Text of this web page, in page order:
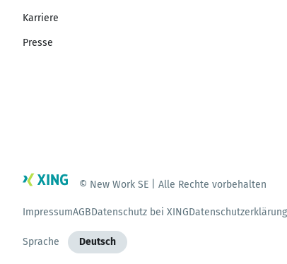
Karriere
Presse
© New Work SE | Alle Rechte vorbehalten
ImpressumAGBDatenschutz bei XINGDatenschutzerklärung
Sprache Deutsch